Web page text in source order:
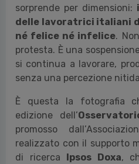
sorprende per dimensioni:
delle lavoratrici italiani
né felice né infelice.
protesta. È una
si continua a lavorare,
senza una percezione
È questa la fotografia
edizione dell’
promosso
realizzato con il supporto
di ricerca Ipsos Doxa,